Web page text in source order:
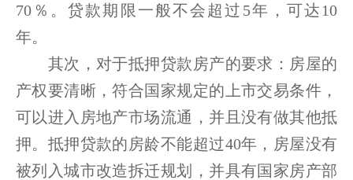
70％。贷款期限一般不会超过5年，可达10
年。
其次，对于抵押贷款房产的要求：房屋的
产权要清晰，符合国家规定的上市交易条件，
可以进入房地产市场流通，并且没有做其他抵
押。抵押贷款的房龄不能超过40年，房屋没有
被列入城市改造拆迁规划，并具有国家房产部